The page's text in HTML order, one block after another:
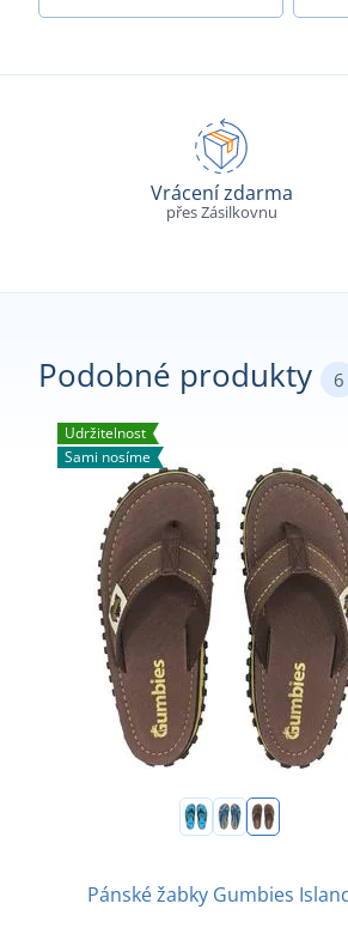
Vrácení zdarma
přes Zásilkovnu
Podobné produkty 6
Udržitelnost
Sami nosíme
Pánské žabky Gumbies